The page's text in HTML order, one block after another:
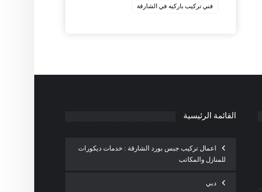
‏فني تركيب باركيه في الشارقة
القائمة الرئيسية
اعمال تركيب جبس بورد الشارقة : خدمات ديكورات
للمنازل والمكاتب
دبي